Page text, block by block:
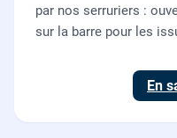
par nos serruriers :
sur la barre pour les
En